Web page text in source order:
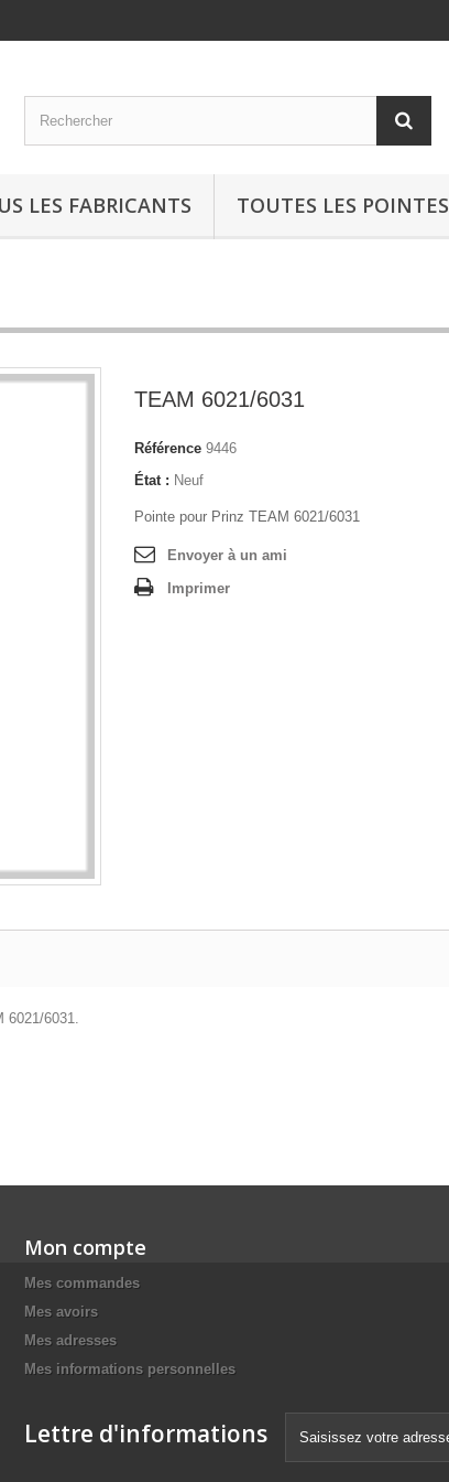
LES FABRICANTS TOUTES LES POINTES
TEAM 6021/6031
Référence 9446
État : Neuf
Pointe pour Prinz TEAM 6021/6031
Envoyer à un ami
Imprimer
6021/6031.
Mon compte
Mes commandes
Mes avoirs
Mes adresses
Mes informations personnelles
Lettre d'informations